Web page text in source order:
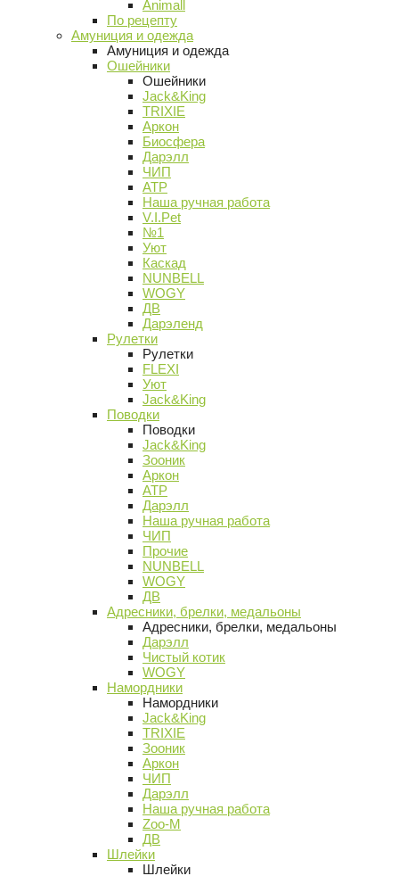
Animall
По рецепту
Амуниция и одежда
Амуниция и одежда
Ошейники
Ошейники
Jack&King
TRIXIE
Аркон
Биосфера
Дарэлл
ЧИП
АТР
Наша ручная работа
V.I.Pet
№1
Уют
Каскад
NUNBELL
WOGY
ДВ
Дарэленд
Рулетки
Рулетки
FLEXI
Уют
Jack&King
Поводки
Поводки
Jack&King
Зооник
Аркон
АТР
Дарэлл
Наша ручная работа
ЧИП
Прочие
NUNBELL
WOGY
ДВ
Адресники, брелки, медальоны
Адресники, брелки, медальоны
Дарэлл
Чистый котик
WOGY
Намордники
Намордники
Jack&King
TRIXIE
Зооник
Аркон
ЧИП
Дарэлл
Наша ручная работа
Zoo-M
ДВ
Шлейки
Шлейки